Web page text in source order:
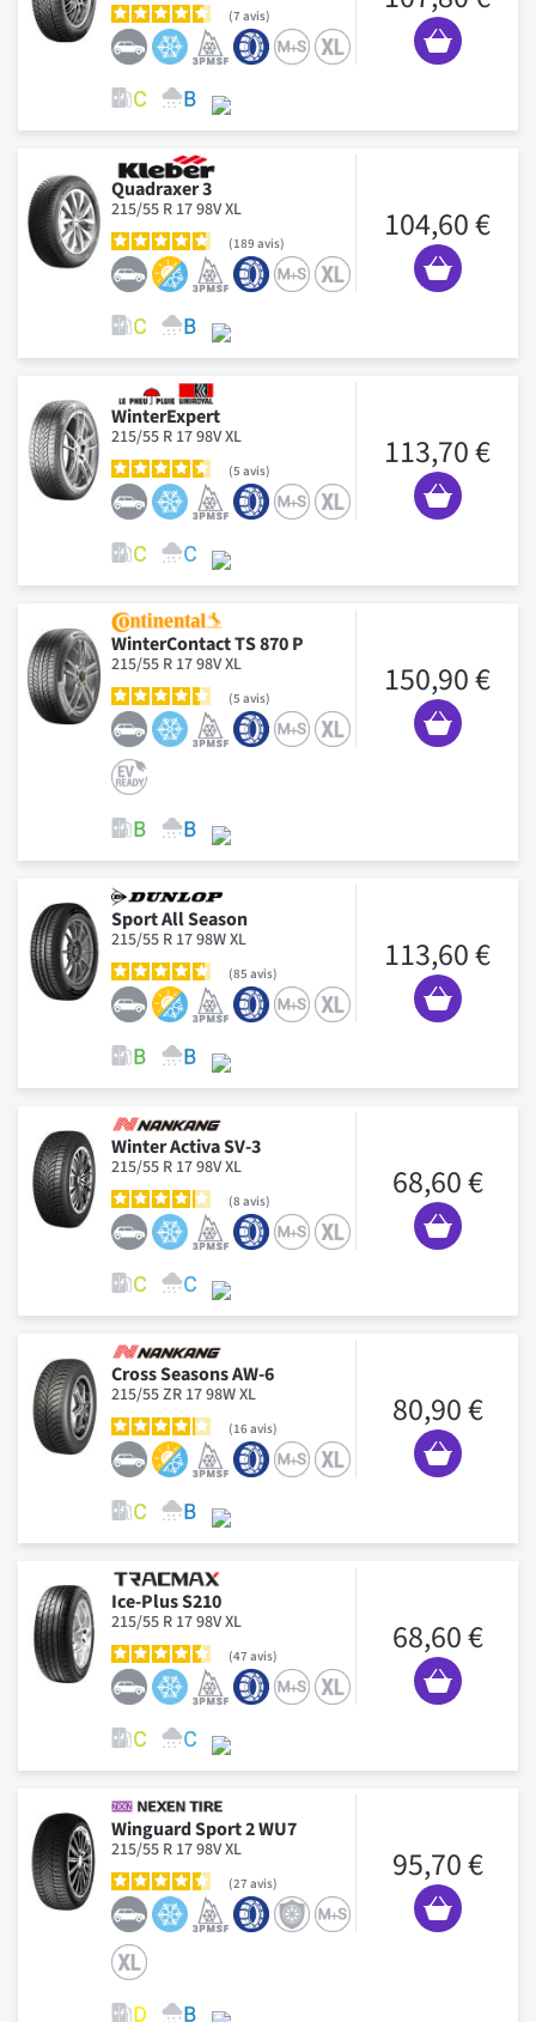
7 avis
Quadraxer 3
215/55 R 17 98V XL
189 avis 104,60 €
WinterExpert
215/55 R 17 98V XL
5 avis 113,70 €
WinterContact TS 870 P
215/55 R 17 98V XL
5 avis 150,90 €
Sport All Season
215/55 R 17 98W XL
85 avis 113,60 €
Winter Activa SV-3
215/55 R 17 98V XL
8 avis 68,60 €
Cross Seasons AW-6
215/55 ZR 17 98W XL
16avis 80,90 €
Ice-Plus S210
215/55 R 17 98V XL
47 avis 68,60 €
Winguard Sport 2 WU7
215/55 R 17 98V XL
27 avis 95,70 €